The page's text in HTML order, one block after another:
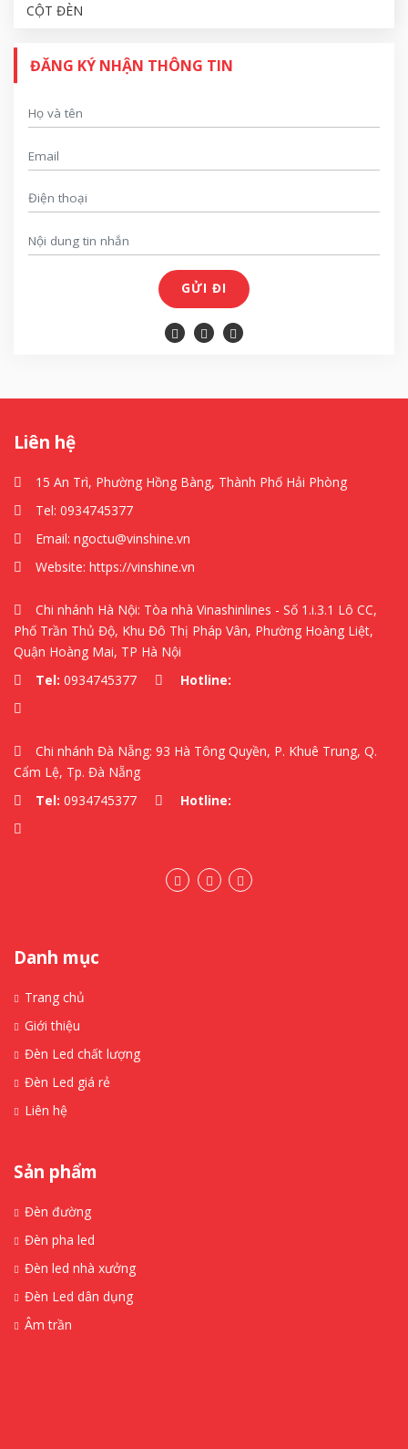
CỘT ĐÈN
ĐĂNG KÝ NHẬN THÔNG TIN
GỬI ĐI
Liên hệ
15 An Trì, Phường Hồng Bàng, Thành Phố Hải Phòng
Tel: 0934745377
Email: ngoctu@vinshine.vn
Website: https://vinshine.vn
Chi nhánh Hà Nội: Tòa nhà Vinashinlines - Số 1.i.3.1 Lô CC,
Phố Trần Thủ Độ, Khu Đô Thị Pháp Vân, Phường Hoàng Liệt,
Quận Hoàng Mai, TP Hà Nội
Tel: 0934745377 Hotline:
Chi nhánh Đà Nẵng: 93 Hà Tông Quyền, P. Khuê Trung, Q.
Cẩm Lệ, Tp. Đà Nẵng
Tel: 0934745377 Hotline:
Danh mục
Trang chủ
Giới thiệu
Đèn Led chất lượng
Đèn Led giá rẻ
Liên hệ
Sản phẩm
Đèn đường
Đèn pha led
Đèn led nhà xưởng
Đèn Led dân dụng
Âm trần